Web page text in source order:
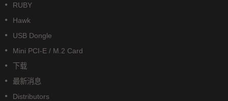
RUBY
Hawk
USB Dongle
Mini PCI-E / M.2 Card
下载
最新消息
Distributors